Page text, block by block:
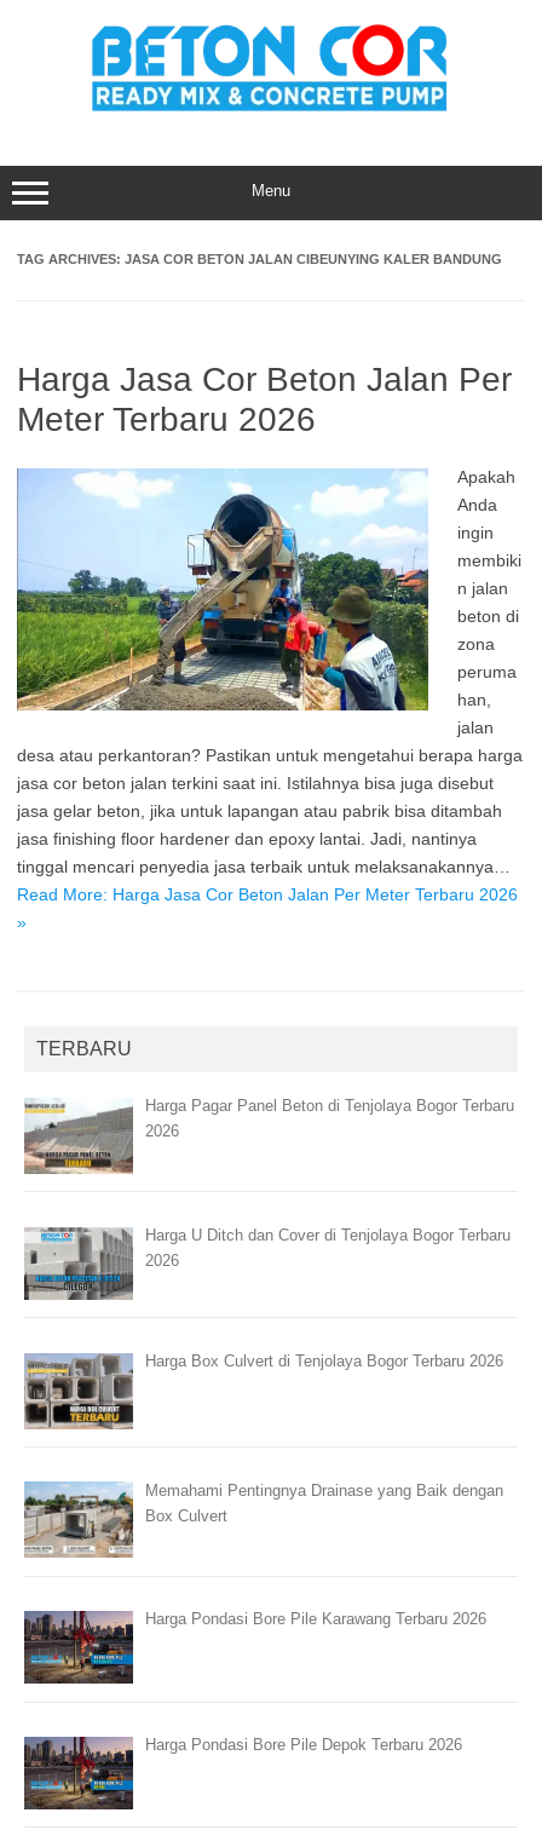
Menu
TAG ARCHIVES: JASA COR BETON JALAN CIBEUNYING KALER BANDUNG
Harga Jasa Cor Beton Jalan Per
Meter Terbaru 2026
Apakah
Anda
ingin
membiki
n jalan
beton di
zona
peruma
han,
jalan
desa atau perkantoran? Pastikan untuk mengetahui berapa harga
jasa cor beton jalan terkini saat ini. Istilahnya bisa juga disebut
jasa gelar beton, jika untuk lapangan atau pabrik bisa ditambah
jasa finishing floor hardener dan epoxy lantai. Jadi, nantinya
tinggal mencari penyedia jasa terbaik untuk melaksanakannya…
Read More: Harga Jasa Cor Beton Jalan Per Meter Terbaru 2026
»
TERBARU
Harga Pagar Panel Beton di Tenjolaya Bogor Terbaru
2026
Harga U Ditch dan Cover di Tenjolaya Bogor Terbaru
2026
Harga Box Culvert di Tenjolaya Bogor Terbaru 2026
Memahami Pentingnya Drainase yang Baik dengan
Box Culvert
Harga Pondasi Bore Pile Karawang Terbaru 2026
Harga Pondasi Bore Pile Depok Terbaru 2026